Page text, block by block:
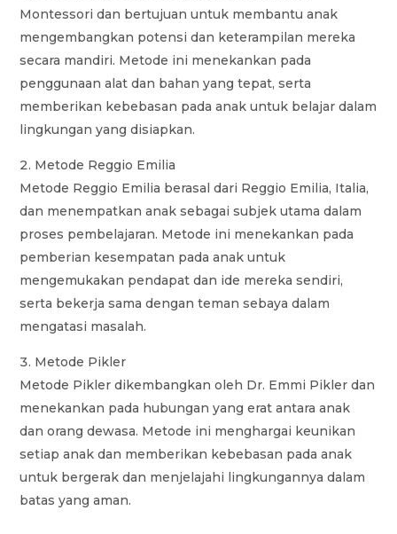
Montessori dan bertujuan untuk membantu anak
mengembangkan potensi dan keterampilan mereka
secara mandiri. Metode ini menekankan pada
penggunaan alat dan bahan yang tepat, serta
memberikan kebebasan pada anak untuk belajar dalam
lingkungan yang disiapkan.
Metode Reggio Emilia
Metode Reggio Emilia berasal dari Reggio Emilia, Italia,
dan menempatkan anak sebagai subjek utama dalam
proses pembelajaran. Metode ini menekankan pada
pemberian kesempatan pada anak untuk
mengemukakan pendapat dan ide mereka sendiri,
serta bekerja sama dengan teman sebaya dalam
mengatasi masalah.
Metode Pikler
Metode Pikler dikembangkan oleh Dr. Emmi Pikler dan
menekankan pada hubungan yang erat antara anak
dan orang dewasa. Metode ini menghargai keunikan
setiap anak dan memberikan kebebasan pada anak
untuk bergerak dan menjelajahi lingkungannya dalam
batas yang aman.